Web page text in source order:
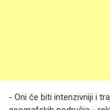
- Oni će biti intenzivniji i